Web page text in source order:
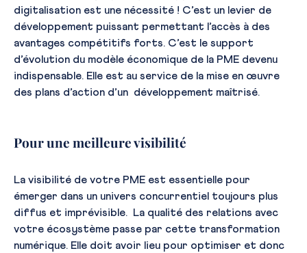
digitalisation est une nécessité ! C’est un levier de
développement puissant permettant l’accès à des
avantages compétitifs forts. C’est le support
d’évolution du modèle économique de la PME devenu
indispensable. Elle est au service de la mise en œuvre
des plans d’action d’un développement maîtrisé.
Pour une meilleure visibilité
La visibilité de votre PME est essentielle pour
émerger dans un univers concurrentiel toujours plus
diffus et imprévisible. La qualité des relations avec
votre écosystème passe par cette transformation
numérique. Elle doit avoir lieu pour optimiser et donc